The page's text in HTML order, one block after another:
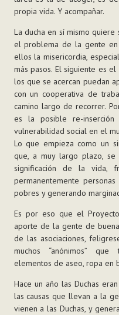
propia vida. Y acompañar.
La ducha en sí mismo
el problema de la gente en
ellos la misericordia,
más pasos. El siguiente es
los que se acercan puedan
con un cooperativa de
camino largo de recorrer.
es la posible re-
vulnerabilidad social en el
Lo que empieza como un
que, a muy largo plazo, se
significación de la vida,
permanentemente
pobres y generando
Es por eso que el
aporte de la gente de
de las asociaciones,
muchos “anónimos” que
elementos de aseo, ropa en
Hace un año las Duchas
las causas que llevan a la
vienen a las Duchas, y